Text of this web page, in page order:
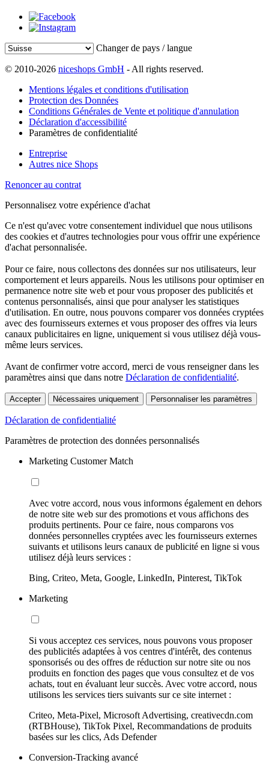
Changer de pays / langue
© 2010-2026 niceshops GmbH - All rights reserved.
Mentions légales et conditions d'utilisation
Protection des Données
Conditions Générales de Vente et politique d'annulation
Déclaration d'accessibilité
Paramètres de confidentialité
Entreprise
Autres nice Shops
Renoncer au contrat
Personnalisez votre expérience d'achat
Ce n'est qu'avec votre consentement individuel que nous utilisons
des cookies et d'autres technologies pour vous offrir une expérience
d'achat personnalisée.
Pour ce faire, nous collectons des données sur nos utilisateurs, leur
comportement et leurs appareils. Nous les utilisons pour optimiser en
permanence notre site web et pour vous proposer des publicités et
contenus personnalisés, ainsi que pour analyser les statistiques
d'utilisation. En outre, nous pouvons comparer vos données cryptées
avec des fournisseurs externes et vous proposer des offres via leurs
canaux publicitaires en ligne, uniquement si vous utilisez déjà vous-
même leurs services.
Avant de confirmer votre accord, merci de vous renseigner dans les
paramètres ainsi que dans notre Déclaration de confidentialité.
Accepter Nécessaires uniquement Personnaliser les paramètres
Déclaration de confidentialité
Paramètres de protection des données personnalisés
Marketing Customer Match
Avec votre accord, nous vous informons également en dehors
de notre site web sur des promotions et vous affichons des
produits pertinents. Pour ce faire, nous comparons vos
données personnelles cryptées avec les fournisseurs externes
suivants et utilisons leurs canaux de publicité en ligne si vous
utilisez déjà leurs services :
Bing, Criteo, Meta, Google, LinkedIn, Pinterest, TikTok
Marketing
Si vous acceptez ces services, nous pouvons vous proposer
des publicités adaptées à vos centres d'intérêt, des contenus
sponsorisés ou des offres de réduction sur notre site ou nos
produits en fonction des pages que vous consultez et de vos
achats, tout en évaluant leur succès. Avec votre accord, nous
utilisons les services tiers suivants sur ce site internet :
Criteo, Meta-Pixel, Microsoft Advertising, creativecdn.com
(RTBHouse), TikTok Pixel, Recommandations de produits
basées sur les clics, Ads Defender
Conversion-Tracking avancé